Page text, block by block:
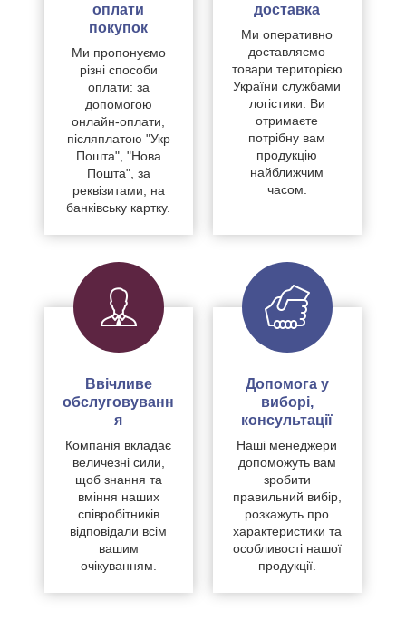
оплати
покупок
Ми пропонуємо
різні способи
оплати: за
допомогою
онлайн-оплати,
післяплатою "Укр
Пошта", "Нова
Пошта", за
реквізитами, на
банківську картку.
доставка
Ми оперативно
доставляємо
товари територією
України службами
логістики. Ви
отримаєте
потрібну вам
продукцію
найближчим
часом.
Ввічливе
обслуговуванн
я
Компанія вкладає
величезні сили,
щоб знання та
вміння наших
співробітників
відповідали всім
вашим
очікуванням.
Допомога у
виборі,
консультації
Наші менеджери
допоможуть вам
зробити
правильний вибір,
розкажуть про
характеристики та
особливості нашої
продукції.